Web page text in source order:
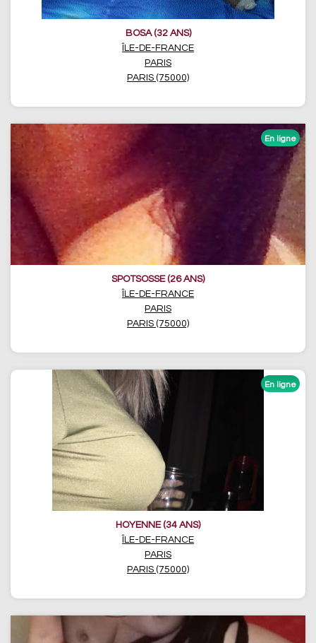
BOSA (32 ANS)
ÎLE-DE-FRANCE
PARIS
PARIS (75000)
SPOTSOSSE (26 ANS)
ÎLE-DE-FRANCE
PARIS
PARIS (75000)
HOYENNE (34 ANS)
ÎLE-DE-FRANCE
PARIS
PARIS (75000)